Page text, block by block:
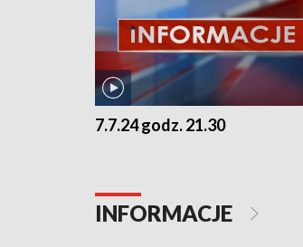
7.7.24 godz. 21.30
INFORMACJE